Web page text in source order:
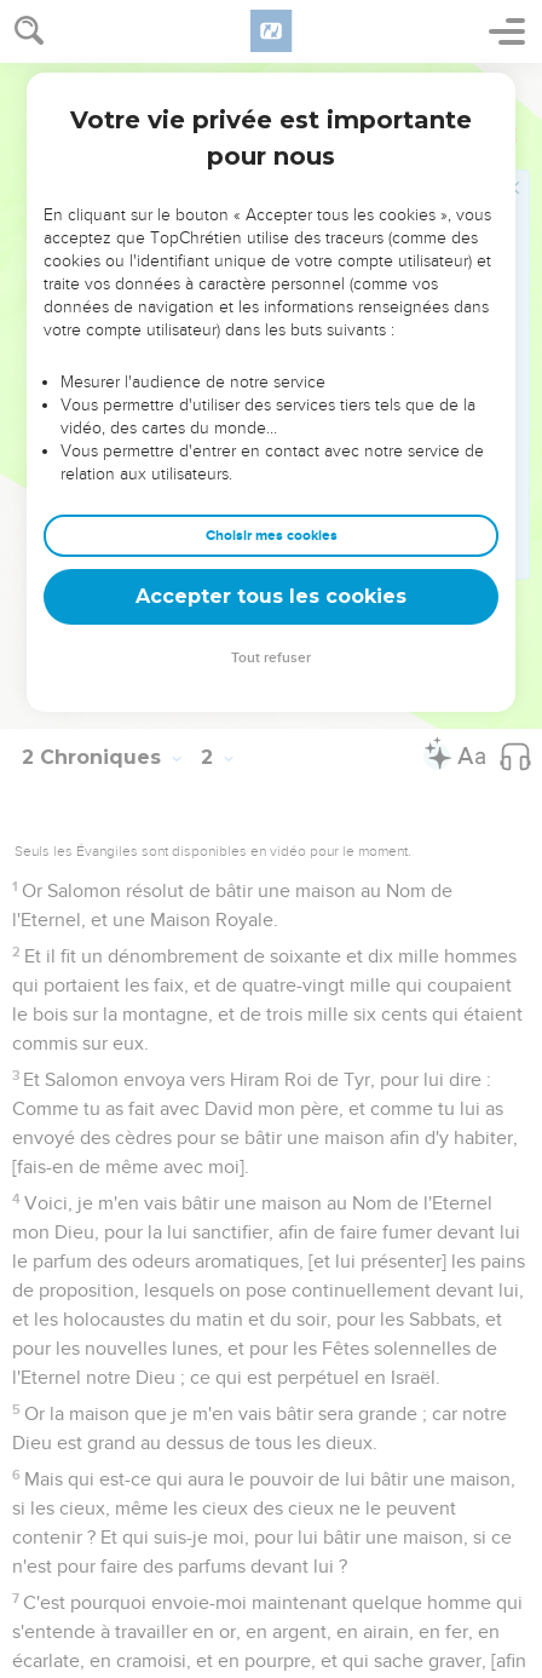
2 Chroniques 1
qui n'est point ainsi arrivé aux Rois qui ont été avant toi, et
ce qui n'arrivera [plus] ainsi après toi.
13 Après cela Salomon s'en retourna à Jérusalem du haut lieu
qui était à Gabaon, de devant le Tabernacle d'assignation, et
il régna sur Israël.
Et il fit amas de chariots et de gens de cheval, tellement
qu'il avait mille et quatre cents chariots, et douze mille
hommes de cheval ; et il les mit dans les villes où il tenait ses
chariots ; il y en eut aussi auprès du Roi à Jérusalem.
Jérusalem, que les pierres ; et les cèdres, que les figuiers
sauvages qui [sont] dans les plaines, tant il y en avait.
Or quant au péage qui appartenait à Salomon de la traite
des chevaux qu'on tirait d'Egypte, et du fil, les fermiers du
Mais on faisait monter et sortir d'Egypte chaque chariot
pour six cents [pièces] d'argent, et chaque cheval pour cent
cinquante ; et ainsi on en tirait par le moyen de ces [fermiers]
Salomon prépare la construction du temple
2 Chroniques 2
Seuls les Évangiles sont disponibles en vidéo pour le moment.
1 Or Salomon résolut de bâtir une maison au Nom de
l'Eternel, et une Maison Royale.
2 Et il fit un dénombrement de soixante et dix mille hommes
qui portaient les faix, et de quatre-vingt mille qui coupaient
le bois sur la montagne, et de trois mille six cents qui étaient
commis sur eux.
3 Et Salomon envoya vers Hiram Roi de Tyr, pour lui dire :
Comme tu as fait avec David mon père, et comme tu lui as
envoyé des cèdres pour se bâtir une maison afin d'y habiter,
[fais-en de même avec moi].
4 Voici, je m'en vais bâtir une maison au Nom de l'Eternel
mon Dieu, pour la lui sanctifier, afin de faire fumer devant lui
le parfum des odeurs aromatiques, [et lui présenter] les pains
de proposition, lesquels on pose continuellement devant lui,
et les holocaustes du matin et du soir, pour les Sabbats, et
pour les nouvelles lunes, et pour les Fêtes solennelles de
l'Eternel notre Dieu ; ce qui est perpétuel en Israël.
5 Or la maison que je m'en vais bâtir sera grande ; car notre
Dieu est grand au dessus de tous les dieux.
6 Mais qui est-ce qui aura le pouvoir de lui bâtir une maison,
si les cieux, même les cieux des cieux ne le peuvent
contenir ? Et qui suis-je moi, pour lui bâtir une maison, si ce
n'est pour faire des parfums devant lui ?
7 C'est pourquoi envoie-moi maintenant quelque homme qui
s'entende à travailler en or, en argent, en airain, en fer, en
écarlate, en cramoisi, et en pourpre, et qui sache graver, [afin
Votre vie privée est importante
pour nous
En cliquant sur le bouton « Accepter tous les cookies », vous
acceptez que TopChrétien utilise des traceurs (comme des
cookies ou l'identifiant unique de votre compte utilisateur) et
traite vos données à caractère personnel (comme vos
données de navigation et les informations renseignées dans
votre compte utilisateur) dans les buts suivants :
Mesurer l'audience de notre service
Vous permettre d'utiliser des services tiers tels que de la
vidéo, des cartes du monde…
Vous permettre d'entrer en contact avec notre service de
relation aux utilisateurs.
Choisir mes cookies
Accepter tous les cookies
Tout refuser